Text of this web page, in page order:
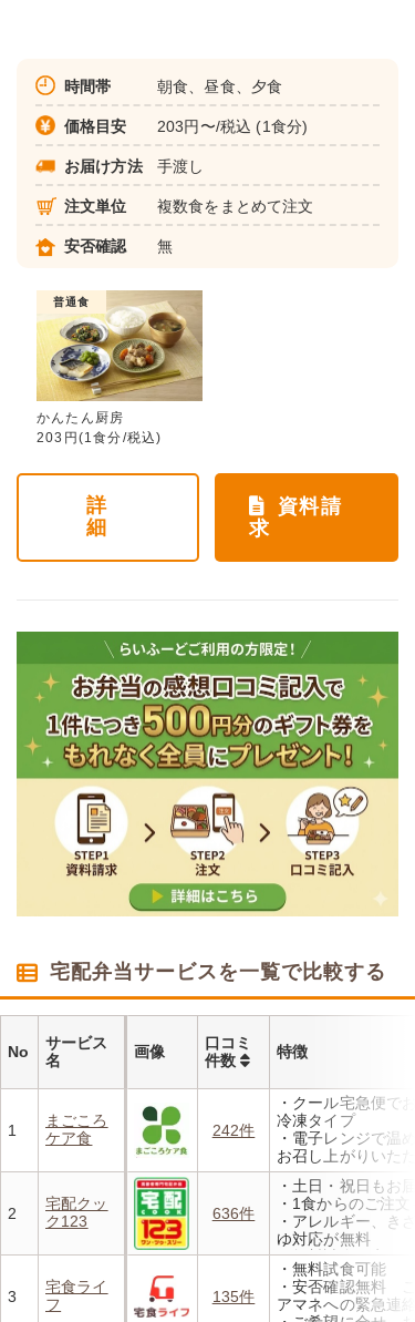
時間帯 朝食、昼食、夕食
価格目安 203円〜/税込 (1食分)
お届け方法 手渡し
注文単位 複数食をまとめて注文
安否確認 無
普通食
かんたん厨房
203円(1食分/税込)
詳
細
資料請
求
宅配弁当サービスを一覧で比較する
No
サービス
名
画像
口コミ
件数
特徴
1
まごころ
ケア食
242件
・クール宅急便で
冷凍タイプ
・電子レンジで温
お召し上がりいただ
・メニューの組み
理栄養士にお任せ
・定期は通常価格
んと20％OFF！
2
宅配クッ
ク123
636件
・土日・祝日もお届
・1食からのご注文
・アレルギー、き
ゆ対応が無料
・無料試食・安否
対応あり
3
宅食ライ
フ
135件
・無料試食可能
・安否確認無料 ご
アマネへの緊急連絡